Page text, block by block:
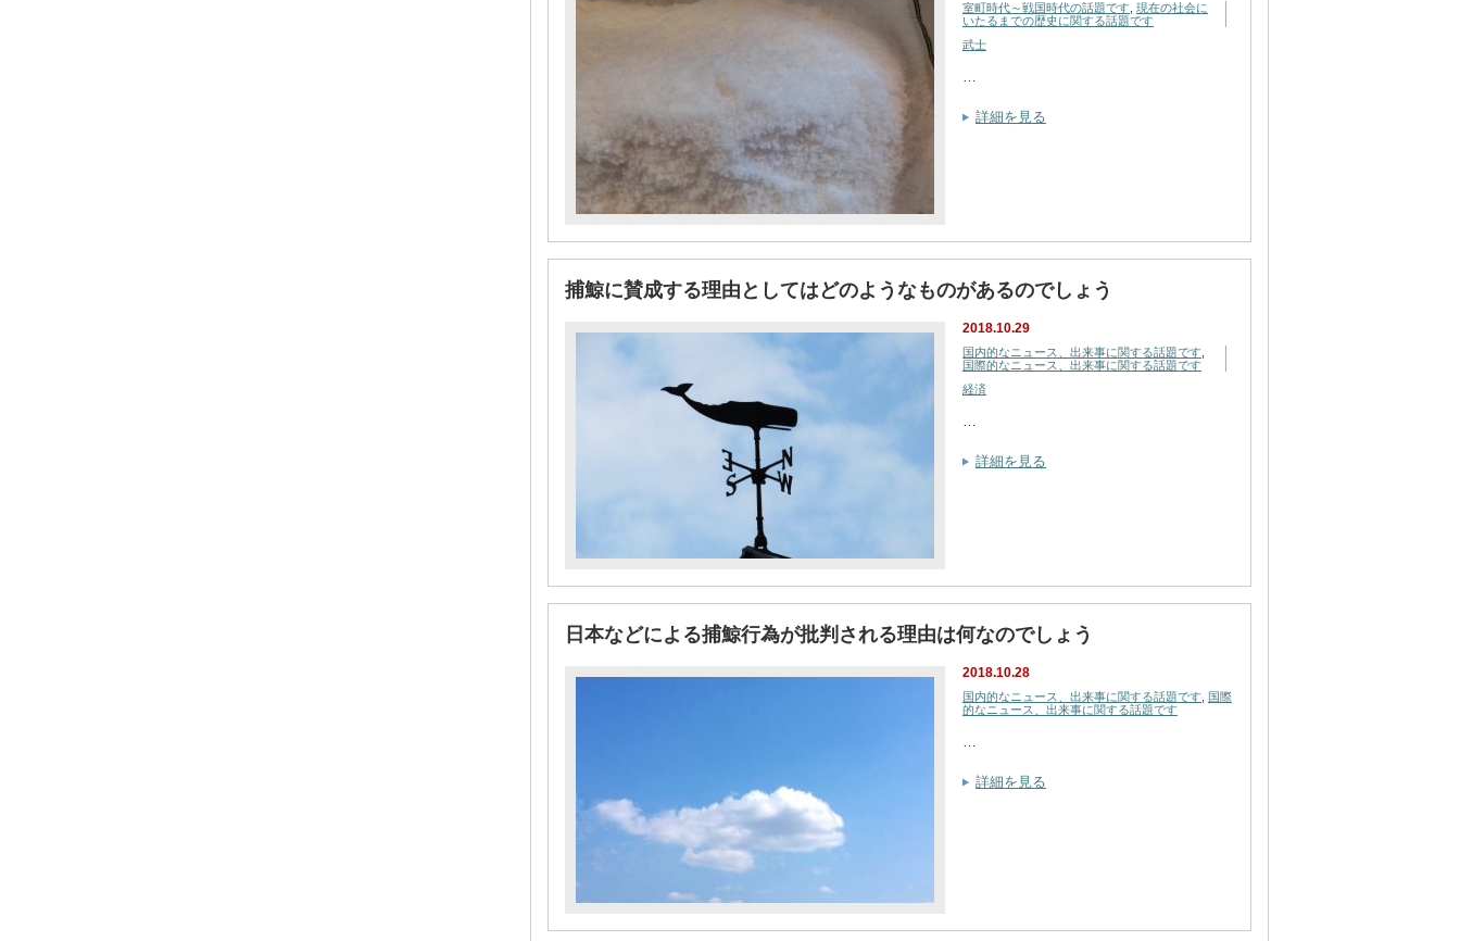
室町時代～戦国時代の話題です 現在の社会に
いたるまでの歴史に関する話題です
武士
…
詳細を見る
捕鯨に賛成する理由としてはどのようなものがあるのでしょう
2018.10.29
国内的なニュース、出来事に関する話題です
国際的なニュース、出来事に関する話題です
経済
…
詳細を見る
日本などによる捕鯨行為が批判される理由は何なのでしょう
2018.10.28
国内的なニュース、出来事に関する話題です
国際
的なニュース、出来事に関する話題です
…
詳細を見る